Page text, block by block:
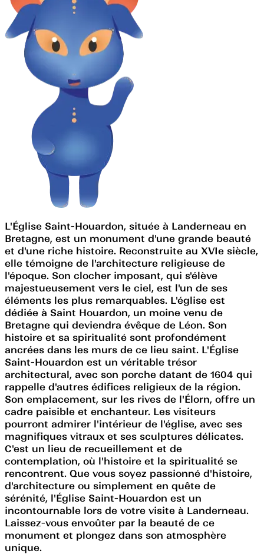
L'Église Saint-Houardon, située à Landerneau en
Bretagne, est un monument d'une grande beauté
et d'une riche histoire. Reconstruite au XVIe siècle,
elle témoigne de l'architecture religieuse de
l'époque. Son clocher imposant, qui s'élève
majestueusement vers le ciel, est l'un de ses
éléments les plus remarquables. L'église est
dédiée à Saint Houardon, un moine venu de
Bretagne qui deviendra évêque de Léon. Son
histoire et sa spiritualité sont profondément
ancrées dans les murs de ce lieu saint. L'Église
Saint-Houardon est un véritable trésor
architectural, avec son porche datant de 1604 qui
rappelle d'autres édifices religieux de la région.
Son emplacement, sur les rives de l'Élorn, offre un
cadre paisible et enchanteur. Les visiteurs
pourront admirer l'intérieur de l'église, avec ses
magnifiques vitraux et ses sculptures délicates.
C'est un lieu de recueillement et de
contemplation, où l'histoire et la spiritualité se
rencontrent. Que vous soyez passionné d'histoire,
d'architecture ou simplement en quête de
sérénité, l'Église Saint-Houardon est un
incontournable lors de votre visite à Landerneau.
Laissez-vous envoûter par la beauté de ce
monument et plongez dans son atmosphère
unique.